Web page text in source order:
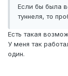
Если бы была
туннеля, то
Есть такая
У меня так
один.